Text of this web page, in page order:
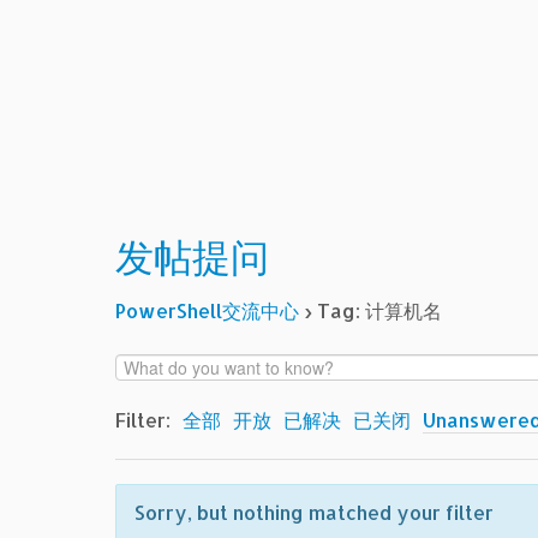
发帖提问
PowerShell交流中心› Tag: 计算机名
Filter: 全部 开放 已解决 已关闭
Sorry, but nothing matched your filter